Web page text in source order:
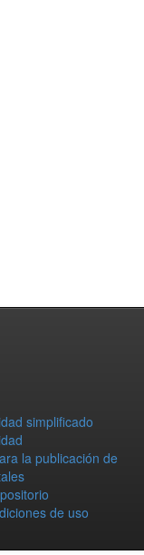
simplificado
la publicación de
de uso